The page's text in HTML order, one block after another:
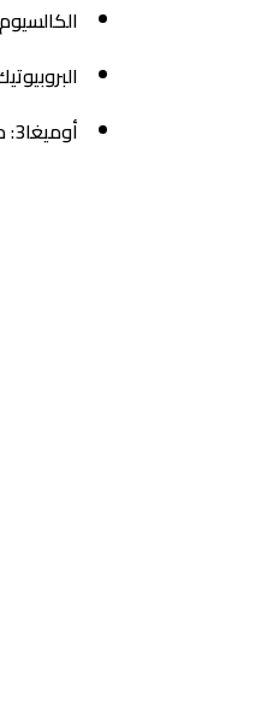
أوميغا3: مع الطعام .